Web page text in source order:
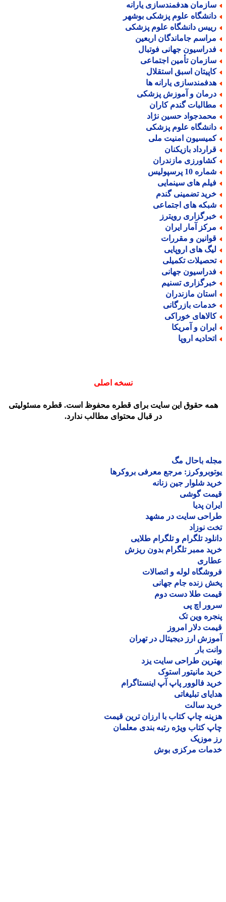
هدفمندسازی یارانه
علوم پزشکی بوشهر
دانشگاه علوم پزشکی
جاماندگان اربعین
جهانی فوتبال
تأمین اجتماعی
اسبق استقلال
یارانه ها
و آموزش پزشکی
گندم کاران
حسین نژاد
علوم پزشکی
امنیت ملی
بازیکنان
مازندران
10 پرسپولیس
های سینمایی
تضمینی گندم
های اجتماعی
رویترز
آمار ایران
و مقررات
های اروپایی
تکمیلی
جهانی
تسنیم
مازندران
بازرگانی
خوراکی
و آمریکا
اروپا
نسخه اصلی
حقوق این سایت برای قطره محفوظ است. قطره مسئولیتی
در قبال محتوای مطالب ندارد.
باحال مگ
مرجع معرفی بروکرها
شلوار جین زنانه
گوشی
پدیا
سایت در مشهد
نوزاد
تلگرام و تلگرام طلایی
ممبر تلگرام بدون ریزش
لوله و اتصالات
زنده جام جهانی
طلا دست دوم
اچ پی
وین تک
دلار امروز
ارز دیجیتال در تهران
بار
طراحی سایت یزد
مانیتور استوک
فالوور پاپ آپ اینستاگرام
تبلیغاتی
سالت
چاپ کتاب با ارزان ترین قیمت
کتاب ویژه رتبه بندی معلمان
موزیک
مرکزی بوش